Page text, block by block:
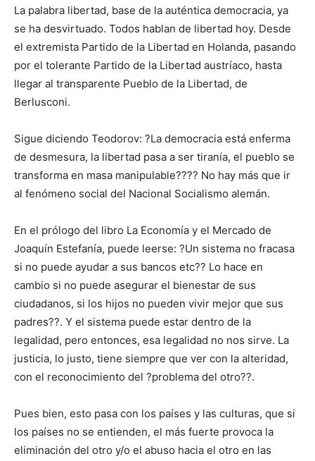
La palabra libertad, base de la auténtica democracia, ya
se ha desvirtuado. Todos hablan de libertad hoy. Desde
el extremista Partido de la Libertad en Holanda, pasando
por el tolerante Partido de la Libertad austríaco, hasta
llegar al transparente Pueblo de la Libertad, de
Berlusconi.
Sigue diciendo Teodorov: ?La democracia está enferma
de desmesura, la libertad pasa a ser tiranía, el pueblo se
transforma en masa manipulable???? No hay más que ir
al fenómeno social del Nacional Socialismo alemán.
En el prólogo del libro La Economía y el Mercado de
Joaquín Estefanía, puede leerse: ?Un sistema no fracasa
si no puede ayudar a sus bancos etc?? Lo hace en
cambio si no puede asegurar el bienestar de sus
ciudadanos, si los hijos no pueden vivir mejor que sus
padres??. Y el sistema puede estar dentro de la
legalidad, pero entonces, esa legalidad no nos sirve. La
justicia, lo justo, tiene siempre que ver con la alteridad,
con el reconocimiento del ?problema del otro??.
Pues bien, esto pasa con los países y las culturas, que si
los países no se entienden, el más fuerte provoca la
eliminación del otro y/o el abuso hacia el otro en las